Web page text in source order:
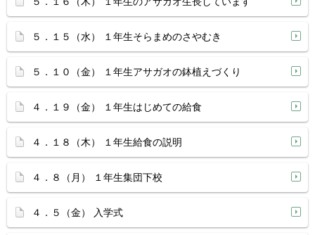
５．１５（水） １年生そらまめのさやむき
５．１０（金） １年生アサガオの鉢植えづくり
４．１９（金） １年生はじめての給食
４．１８（木） １年生給食の説明
４．８（月） １年生集団下校
４．５（金） 入学式